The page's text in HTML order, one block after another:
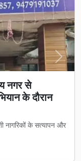
नगर से
के दौरान
नागरिकों के सत्यापन और
Next